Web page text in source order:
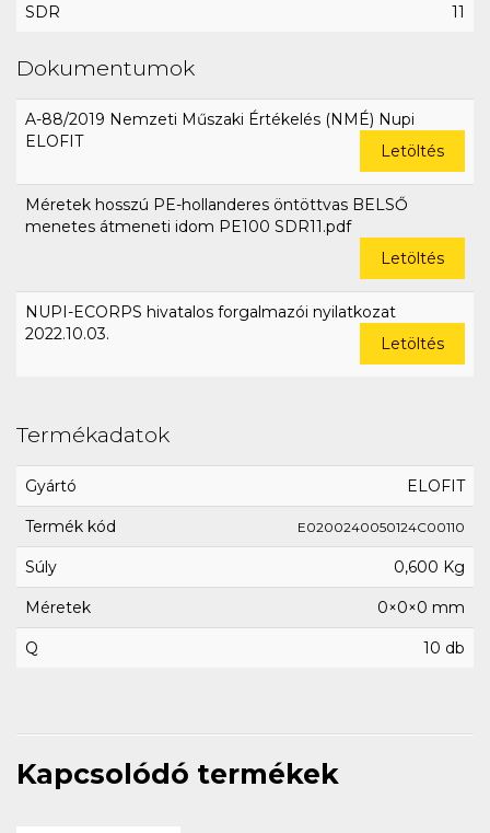
SDR 11
Dokumentumok
A-88/2019 Nemzeti Műszaki Értékelés (NMÉ) Nupi
ELOFIT
Letöltés
Méretek hosszú PE-hollanderes öntöttvas BELSŐ
menetes átmeneti idom PE100 SDR11.pdf
Letöltés
NUPI-ECORPS hivatalos forgalmazói nyilatkozat
2022.10.03.
Letöltés
Termékadatok
Gyártó ELOFIT
Termék kód E0200240050124C00110
Súly 0,600 Kg
Méretek 0×0×0 mm
Q 10 db
Kapcsolódó termékek